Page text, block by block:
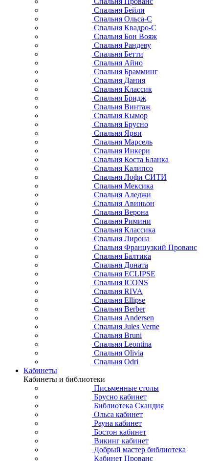
Спальня Бейли
Спальня Ольса-С
Спальня Квадро-С
Спальня Бон Вояж
Спальня Рандеву
Спальня Бетти
Спальня Айно
Спальня Брамминг
Спальня Дания
Спальня Классик
Спальня Бридж
Спальня Винтаж
Спальня Кымор
Спальня Брусно
Спальня Ярви
Спальня Марсель
Спальня Инкери
Спальня Коста Бланка
Спальня Калипсо
Спальня Лофи СИТИ
Спальня Мексика
Спальня Аледжи
Спальня Авиньон
Спальня Верона
Спальня Римини
Спальня Классика
Спальня Лирона
Спальня Французкий Прованс
Спальня Балтика
Спальня Доната
Спальня ECLIPSE
Спальня ICONS
Спальня RIVA
Спальня Ellipse
Спальня Berber
Спальня Andersen
Спальня Jules Verne
Спальня Bruni
Спальня Leontina
Спальня Olivia
Спальня Odri
Кабинеты
Кабинеты и библиотеки
Письменные столы
Брусно кабинет
Библиотека Скандия
Ольса кабинет
Рауна кабинет
Бостон кабинет
Викинг кабинет
Добрый мастер библиотека
Кабинет Прованс